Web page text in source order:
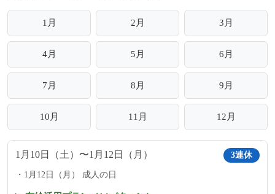
1月 2月 3月
4月 5月 6月
7月 8月 9月
10月 11月 12月
1月10日（土）〜1月12日（月） 3連休
1月12日（月） 成人の日